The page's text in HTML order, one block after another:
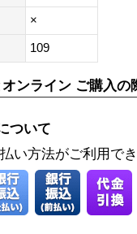
×
109
ンライン ご購入の
ついて
い方法がご利用で